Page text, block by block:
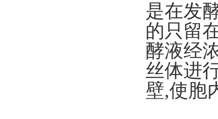
是在发
的只留
酵液经
丝体进
壁,使胞